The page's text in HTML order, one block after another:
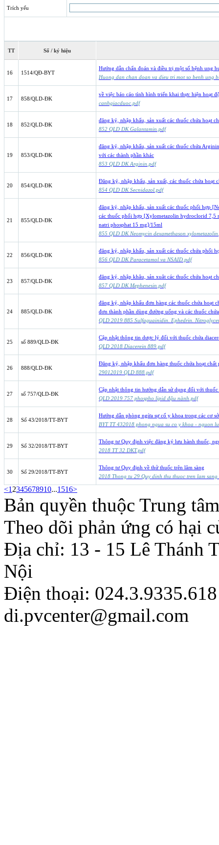
Trích yếu
TT Số / ký hiệu
16 1514/QĐ-BYT
Hướng dẫn chẩn đoán và điều trị một số bệnh ung
Huong dan chan doan va dieu tri mot so benh ung
17 858/QLD-ĐK
về việc báo cáo tình hình triển khai thực hiện hoạt
canhgiacduoc.pdf
18 852/QLD-ĐK
đăng ký, nhập khẩu, sản xuất các thuốc chứa hoạt
852 QLD DK Galantamin.pdf
19 853/QLD-ĐK
đăng ký, nhập khẩu, sản xuất các thuốc chứa
với các thành phần khác
853 QLD DK Arginin.pdf
20 854/QLD-ĐK
Đăng ký, nhập khẩu, sản xuất, các thuốc chứa hoạt
854 QLD DK Secnidazol.pdf
21 855/QLD-ĐK
đăng ký, nhập khấu, sản xuất các thuốc phối hợp
các thuốc phối hợp [Xylometazolin hydroclorid 7,5
natri phosphat 15 mg]/15ml
855 QLD DK Neomycin dexamethason
22 856/QLD-ĐK
đăng ký, nhập khấu, sản xuất các thuốc chứa phối
856 QLD DK Paracetamol va NSAID.pdf
23 857/QLD-ĐK
đăng ký, nhập khâu, sản xuât các thuốc chứa hoạt
857 QLD DK Mephenesin.pdf
24 885/QLD-ĐK
đăng ký, nhập khẩu đơn hàng các thuốc chứa hoạt
đơn thành phần dùng đường uống và các thuốc
QLD 2019 885 Sulfaguainidin. Ephedrin.
25 số 889/QLD-ĐK
Cập nhật thông tin dược lý đối với thuốc chứa
QLD 2018 Diacerein 889.pdf
26 888/QLD-ĐK
Đăng ký, nhập khẩu đơn hàng thuốc chứa hoạt
29012019 QLD 888.pdf
27 số 757/QLD-ĐK
Cập nhật thông tin hướng dẫn sử dụng đối với
QLD 2019 757 phospho lipid đậu nành.pdf
28 Số 43/2018/TT-BYT
Hướng dẫn phòng ngừa sự cố y khoa trong các cơ
BYT TT 432018 phong ngua su co y khoa - nguon
29 Số 32/2018/TT-BYT
Thông tư Quy định việc đăng ký lưu hành thuốc,
2018 TT 32 DKT.pdf
30 Số 29/2018/TT-BYT
Thông tư Quy định về thử thuốc trên lâm sàng
2018 Thong tu 29 Quy dinh thu thuoc tren lam
<12345678910...1516>
Bản quyền thuộc Trung
Theo dõi phản ứng có hại
Địa chỉ: 13 - 15 Lê Thánh
Nội
Điện thoại: 024.3.9335.618
di.pvcenter@gmail.com